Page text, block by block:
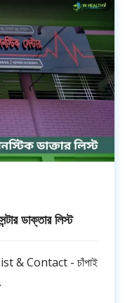
ডাক্তার লিস্ট
& Contact - চাঁপাই